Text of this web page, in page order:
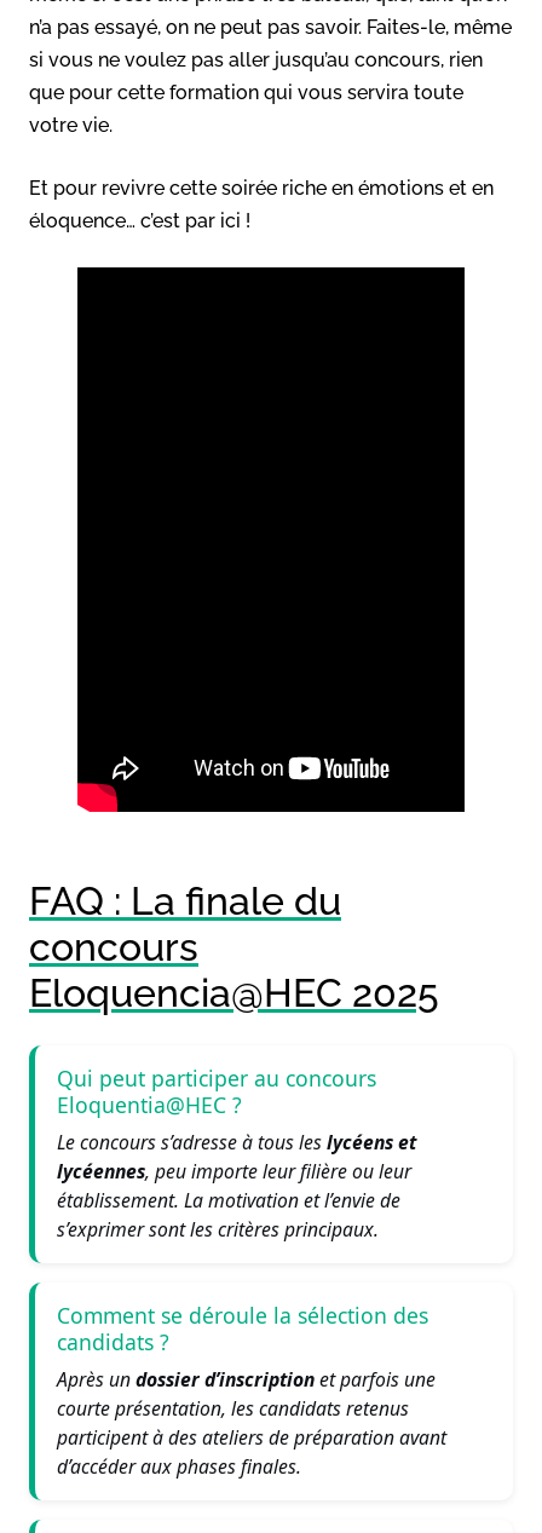
n’a pas essayé, on ne peut pas savoir. Faites-le, même
si vous ne voulez pas aller jusqu’au concours, rien
que pour cette formation qui vous servira toute
votre vie.
Et pour revivre cette soirée riche en émotions et en
éloquence… c’est par ici !
FAQ : La finale du
concours
Eloquencia@HEC 2025
Qui peut participer au concours
Eloquentia@HEC ?
Le concours s’adresse à tous leslycéens et
lycéennes, peu importe leur filière ou leur
établissement. La motivation et l’envie de
s’exprimer sont les critères principaux.
Comment se déroule la sélection des
candidats ?
Après undossier d’inscriptionet parfois une
courte présentation, les candidats retenus
participent à des ateliers de préparation avant
d’accéder aux phases finales.